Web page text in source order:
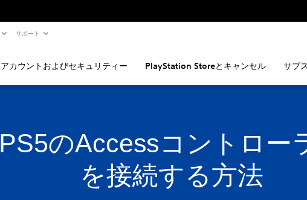
サポート
アカウントおよびセキュリティー PlayStation Storeとキャンセル サブ
PS5のAccessコントロー
を接続する方法